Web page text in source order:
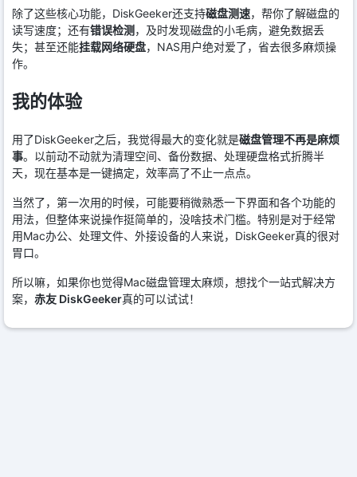
除了这些核心功能，DiskGeeker还支持磁盘测速，帮你了解磁盘的
读写速度；还有错误检测 ，及时发现磁盘的小毛病，避免数据丢
失；甚至还能挂载网络硬盘，NAS用户绝对爱了，省去很多麻烦操
作。
我的体验
用了DiskGeeker之后，我觉得最大的变化就是磁盘管理不再是麻烦
事。以前动不动就为清理空间、备份数据、处理硬盘格式折腾半
天，现在基本是一键搞定，效率高了不止一点点。
当然了，第一次用的时候，可能要稍微熟悉一下界面和各个功能的
用法，但整体来说操作挺简单的，没啥技术门槛。特别是对于经常
用Mac办公、处理文件、外接设备的人来说，DiskGeeker真的很对
胃口。
所以嘛，如果你也觉得Mac磁盘管理太麻烦，想找个一站式解决方
案， 赤友 DiskGeeker真的可以试试！